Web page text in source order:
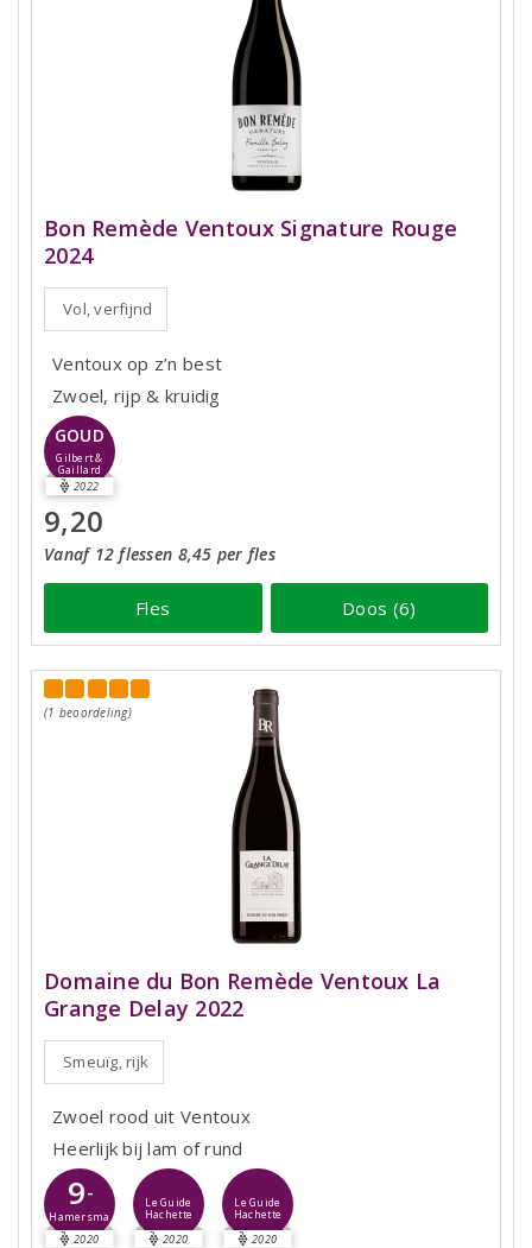
Bon Remède Ventoux Signature Rouge
2024
Vol, verfijnd
Ventoux op z’n best
Zwoel, rijp & kruidig
GOUD
Gilbert &
Gaillard
2022
9,20
Vanaf 12 flessen 8,45 per fles
Fles Doos (6)
(1 beoordeling)
Domaine du Bon Remède Ventoux La
Grange Delay 2022
Smeuïg, rijk
Zwoel rood uit Ventoux
Heerlijk bij lam of rund
9-
Hamersma
2020
Le Guide
Hachette
2020
Le Guide
Hachette
2020